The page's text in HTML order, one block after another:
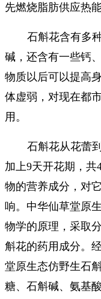
先燃烧脂肪供应热
石斛花含有多
碱，还含有一些钙
物质以后可以提高
体虚弱，对现在都
用。
石斛花从花蕾
加上9天开花期，共
物的营养成分，对
响。中华仙草堂原
物学的原理，采取
斛花的药用成分。
堂原生态仿野生石
糖、石斛碱、氨基